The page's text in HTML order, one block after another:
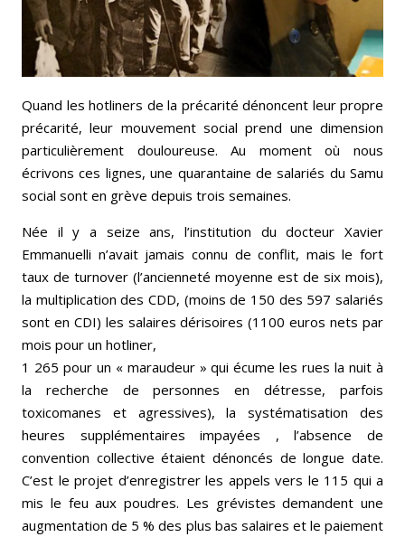
Quand les hotliners de la précarité dénoncent leur propre
précarité, leur mouvement social prend une dimension
particulièrement douloureuse. Au moment où nous
écrivons ces lignes, une quarantaine de salariés du Samu
social sont en grève depuis trois semaines.
Née il y a seize ans, l’institution du docteur Xavier
Emmanuelli n’avait jamais connu de conflit, mais le fort
taux de turnover (l’ancienneté moyenne est de six mois),
la multiplication des CDD, (moins de 150 des 597 salariés
sont en CDI) les salaires dérisoires (1100 euros nets par
mois pour un hotliner,
1 265 pour un « maraudeur » qui écume les rues la nuit à
la recherche de personnes en détresse, parfois
toxicomanes et agressives), la systématisation des
heures supplémentaires impayées , l’absence de
convention collective étaient dénoncés de longue date.
C’est le projet d’enregistrer les appels vers le 115 qui a
mis le feu aux poudres. Les grévistes demandent une
augmentation de 5 % des plus bas salaires et le paiement